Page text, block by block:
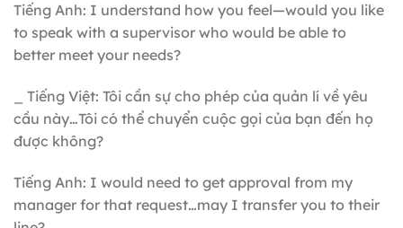
Tiếng Anh: I understand how you feel—would you like
to speak with a supervisor who would be able to
better meet your needs?
_ Tiếng Việt: Tôi cần sự cho phép của quản lí về yêu
cầu này…Tôi có thể chuyển cuộc gọi của bạn đến họ
được không?
Tiếng Anh: I would need to get approval from my
manager for that request…may I transfer you to their